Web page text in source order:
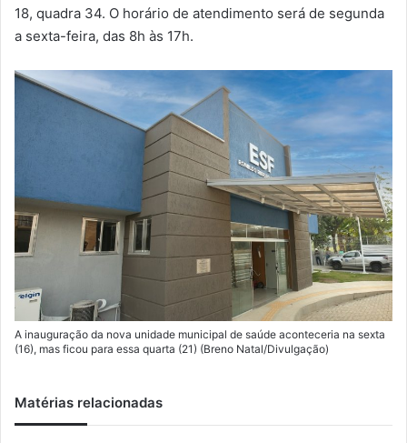
18, quadra 34. O horário de atendimento será de segunda
a sexta-feira, das 8h às 17h.
A inauguração da nova unidade municipal de saúde aconteceria na sexta
(16), mas ficou para essa quarta (21) (Breno Natal/Divulgação)
Matérias relacionadas